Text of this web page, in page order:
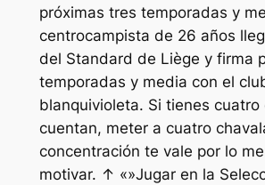
próximas tres temporadas y
centrocampista de 26 años
del Standard de Liège y firma
temporadas y media con el
blanquivioleta. Si tienes cuatro
cuentan, meter a cuatro
concentración te vale por lo
motivar. ↑ «»Jugar en la